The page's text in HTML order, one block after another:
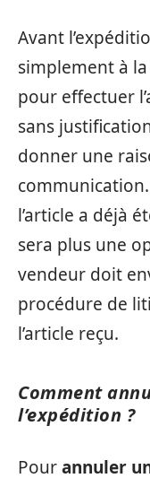
Avant
simplement à
pour effectuer
sans
donner une
l’article a déjà
sera plus une
vendeur doit
procédure de
l’article reçu.
Comment
l’expédition ?
Pourannuler